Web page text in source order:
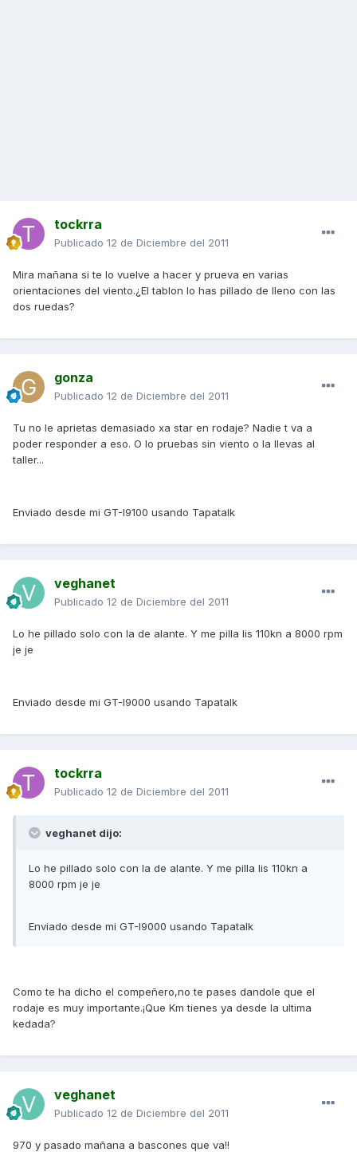
tockrra
Publicado 12 de Diciembre del 2011
Mira mañana si te lo vuelve a hacer y prueva en varias
orientaciones del viento.¿El tablon lo has pillado de lleno con las
dos ruedas?
gonza
Publicado 12 de Diciembre del 2011
Tu no le aprietas demasiado xa star en rodaje? Nadie t va a
poder responder a eso. O lo pruebas sin viento o la llevas al
taller...
Enviado desde mi GT-I9100 usando Tapatalk
veghanet
Publicado 12 de Diciembre del 2011
Lo he pillado solo con la de alante. Y me pilla lis 110kn a 8000 rpm
je je
Enviado desde mi GT-I9000 usando Tapatalk
tockrra
Publicado 12 de Diciembre del 2011
veghanet dijo:
Lo he pillado solo con la de alante. Y me pilla lis 110kn a
8000 rpm je je
Enviado desde mi GT-I9000 usando Tapatalk
Como te ha dicho el compeñero,no te pases dandole que el
rodaje es muy importante.¡Que Km tienes ya desde la ultima
kedada?
veghanet
Publicado 12 de Diciembre del 2011
970 y pasado mañana a bascones que va!!